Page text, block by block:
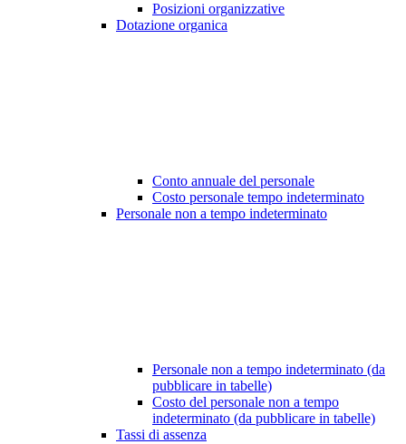
Posizioni organizzative
Dotazione organica
Conto annuale del personale
Costo personale tempo indeterminato
Personale non a tempo indeterminato
Personale non a tempo indeterminato (da
pubblicare in tabelle)
Costo del personale non a tempo
indeterminato (da pubblicare in tabelle)
Tassi di assenza